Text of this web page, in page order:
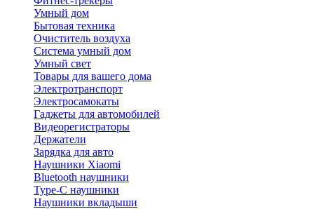
Умный дом
Бытовая техника
Очиститель воздуха
Система умный дом
Умный свет
Товары для вашего дома
Электротранспорт
Электросамокаты
Гаджеты для автомобилей
Видеорегистраторы
Держатели
Зарядка для авто
Наушники Xiaomi
Bluetooth наушники
Type-C наушники
Наушники вкладыши